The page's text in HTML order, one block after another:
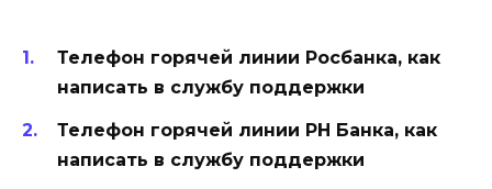
Телефон горячей линии Росбанка, как
написать в службу поддержки
Телефон горячей линии РН Банка, как
написать в службу поддержки